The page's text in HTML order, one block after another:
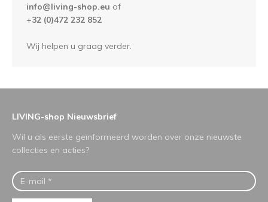
info@living-shop.eu of
+32 (0)472 232 852
Wij helpen u graag verder.
LIVING-shop Nieuwsbrief
Wil u als eerste geïnformeerd worden over onze nieuwste
collecties en acties?